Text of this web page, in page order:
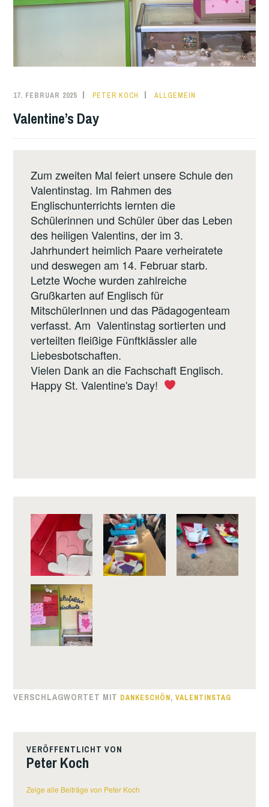
17. FEBRUAR 2025 PETER KOCH ALLGEMEIN
Valentine’s Day
Zum zweiten Mal feiert unsere Schule den
Valentinstag. Im Rahmen des
Englischunterrichts lernten die
Schülerinnen und Schüler über das Leben
des heiligen Valentins, der im 3.
Jahrhundert heimlich Paare verheiratete
und deswegen am 14. Februar starb.
Letzte Woche wurden zahlreiche
Grußkarten auf Englisch für
MitschülerInnen und das Pädagogenteam
verfasst. Am Valentinstag sortierten und
verteilten fleißige Fünftklässler alle
Liebesbotschaften.
Vielen Dank an die Fachschaft Englisch.
Happy St. Valentine's Day!
VERSCHLAGWORTET MIT DANKESCHÖN,VALENTINSTAG
VERÖFFENTLICHT VON
Peter Koch
Zeige alle Beiträge von Peter Koch